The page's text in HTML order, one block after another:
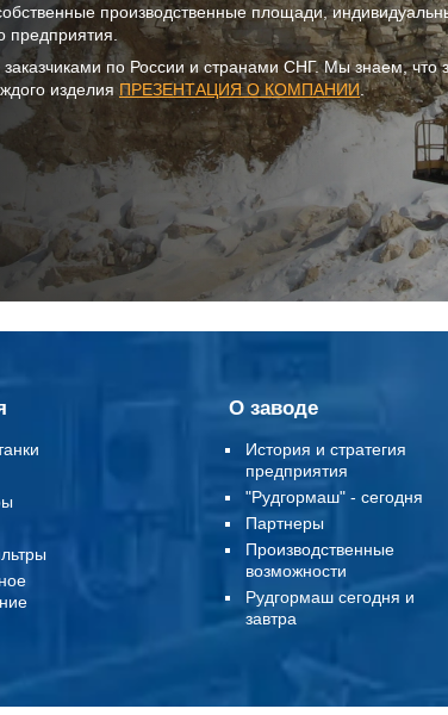
производственные площади,
предприятия.
по России и странами СНГ. Мы знаем, что
изделия ПРЕЗЕНТАЦИЯ О КОМПАНИИ.
О заводе
История и стратегия
предприятия
"Рудгормаш" - сегодня
Партнеры
Производственные
возможности
Рудгормаш сегодня и
завтра